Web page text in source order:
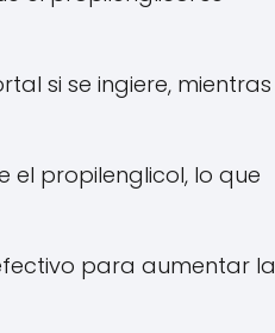
si se ingiere, mientras
el propilenglicol, lo que
para aumentar la